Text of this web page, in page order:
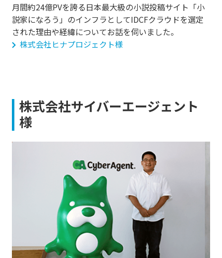
月間約24億PVを誇る日本最大級の小説投稿サイト「小
説家になろう」のインフラとしてIDCFクラウドを選定
された理由や経緯についてお話を伺いました。
株式会社ヒナプロジェクト様
株式会社サイバーエージェント
様